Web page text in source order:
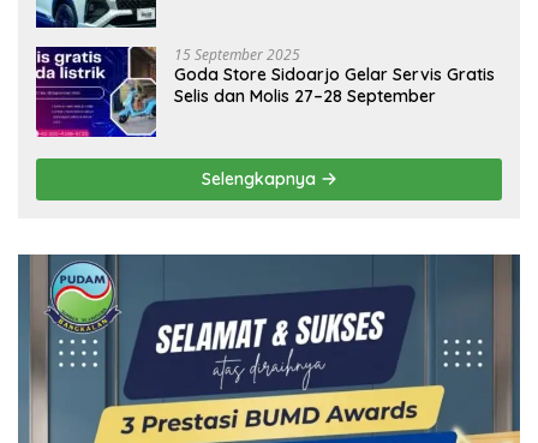
15 September 2025
Goda Store Sidoarjo Gelar Servis Gratis
Selis dan Molis 27–28 September
Selengkapnya